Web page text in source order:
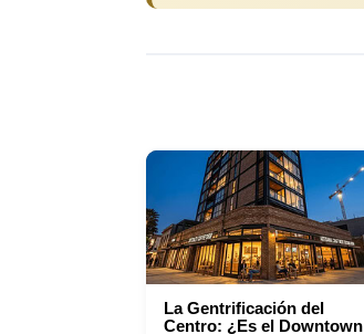
La Gentrificación del
Centro: ¿Es el Downtown